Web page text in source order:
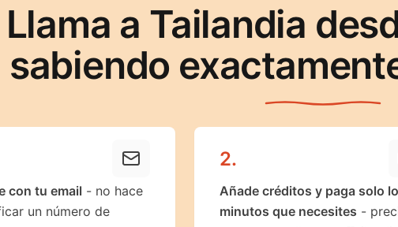
Llama a Tailandia
sabiendo
con tu email - no hace
un número de
2.
Añade créditos y paga solo
minutos que necesites -